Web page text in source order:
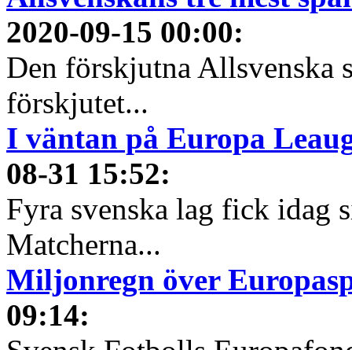
2020-09-15 00:00:
Den förskjutna Allsvenska
förskjutet...
I väntan på Europa
08-31 15:52:
Fyra svenska lag fick idag
Matcherna...
Miljonregn över
09:14: